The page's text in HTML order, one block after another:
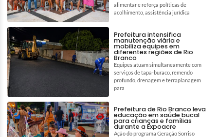
alimentar e reforça políticas de
acolhimento, assistência jurídica
Prefeitura intensifica
manutenção viária e
mobiliza equipes em
diferentes regiões de Rio
Branco
Equipes atuam simultaneamente com
serviços de tapa-buraco, remendo
profundo, drenagem e terraplanagem
para
Prefeitura de Rio Branco leva
educação em saúde bucal
para crianças e famílias
durante a Expoacre
Ação do programa Geração Sorriso